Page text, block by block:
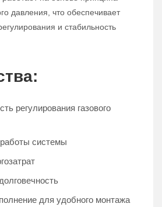
давления, что обеспечивает
и стабильность
регулирования газового
системы
для удобного монтажа